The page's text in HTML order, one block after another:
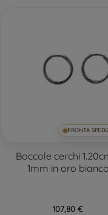
PRONTA
Boccole cerchi
1mm in oro bianco
107,80 €